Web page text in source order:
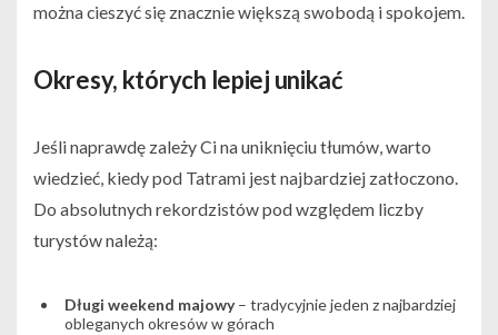
można cieszyć się znacznie większą swobodą i spokojem.
Okresy, których lepiej unikać
Jeśli naprawdę zależy Ci na uniknięciu tłumów, warto
wiedzieć, kiedy pod Tatrami jest najbardziej zatłoczono.
Do absolutnych rekordzistów pod względem liczby
turystów należą:
Długi weekend majowy– tradycyjnie jeden z najbardziej
obleganych okresów w górach